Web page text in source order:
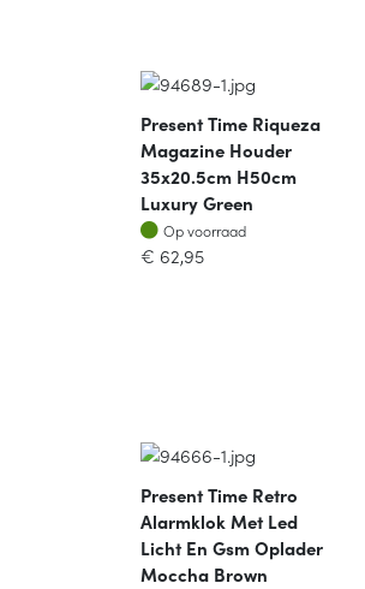
Present Time Riqueza
Magazine Houder
35x20.5cm H50cm
Luxury Green
Op voorraad
Op voorraad
€ 62,95
Present Time Retro
Alarmklok Met Led
Licht En Gsm Oplader
Moccha Brown